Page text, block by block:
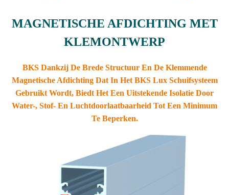
MAGNETISCHE AFDICHTING MET
KLEMONTWERP
BKS Dankzij De Brede Structuur En De Klemmende
Magnetische Afdichting Dat In Het BKS Lux Schuifsysteem
Gebruikt Wordt, Biedt Het Een Uitstekende Isolatie Door
Water-, Stof- En Luchtdoorlaatbaarheid Tot Een Minimum
Te Beperken.